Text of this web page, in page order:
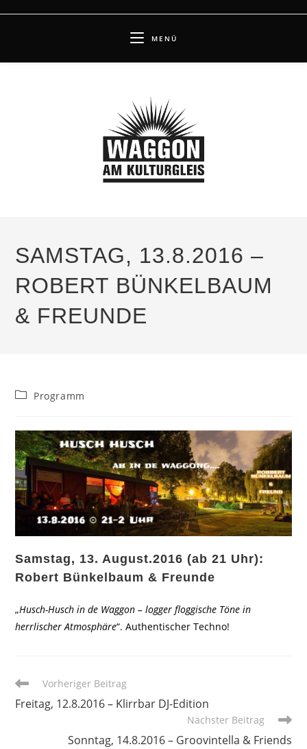
MENÜ
SAMSTAG, 13.8.2016 –
ROBERT BÜNKELBAUM
& FREUNDE
Beitrags-
Programm
Samstag, 13. August.2016 (ab 21 Uhr):
Robert Bünkelbaum & Freunde
„Husch-Husch in de Waggon – logger floggische Töne in
herrlischer Atmosphäre“. Authentischer Techno!
Weitere
ansehen
Vorheriger Beitrag
Freitag, 12.8.2016 – Klirrbar DJ-Edition
Nächster Beitrag
Sonntag, 14.8.2016 – Groovintella & Friends